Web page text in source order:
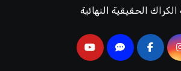
الكراك الحقيقية النهائية